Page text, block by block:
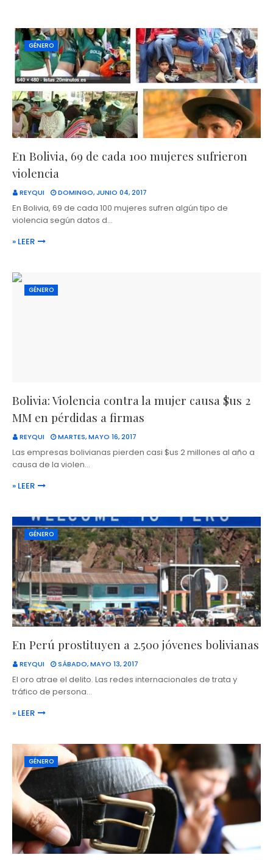
GÉNERO
En Bolivia, 69 de cada 100 mujeres sufrieron
violencia
REYQUI DOMINGO, JUNIO 04, 2017
En Bolivia, 69 de cada 100 mujeres sufren algún tipo de
violencia según datos d…
» LEER
GÉNERO
Bolivia: Violencia contra la mujer causa $us 2
MM en pérdidas a firmas
REYQUI MARTES, MAYO 16, 2017
Las empresas bolivianas pierden casi $us 2 millones al año a
causa de la violen…
» LEER
GÉNERO
En Perú prostituyen a 2.500 jóvenes bolivianas
REYQUI SÁBADO, MAYO 13, 2017
El oro atrae el delito. Las redes internacionales de trata y
tráfico de persona…
» LEER
GÉNERO